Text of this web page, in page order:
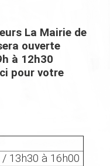
La Mairie de
ouverte
à 12h30
pour votre
13h30 à 16h00